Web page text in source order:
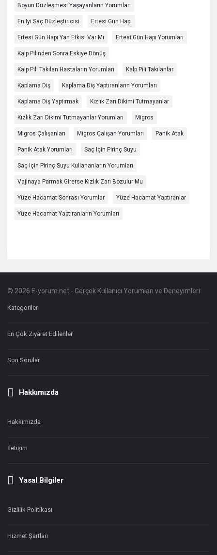
Boyun Düzleşmesi Yaşayanların Yorumları
En Iyi Saç Düzleştiricisi Ertesi Gün Hapı
Ertesi Gün Hapı Yan Etkisi Var Mı Ertesi Gün Hapı Yorumları
Kalp Pilinden Sonra Eskiye Dönüş
Kalp Pili Takılan Hastaların Yorumları Kalp Pili Takılanlar
Kaplama Diş Kaplama Diş Yaptıranların Yorumları
Kaplama Diş Yaptırmak Kızlık Zarı Dikimi Tutmayanlar
Kızlık Zarı Dikimi Tutmayanlar Yorumları Migros
Migros Çalışanları Migros Çalışan Yorumları Panik Atak
Panik Atak Yorumları Saç Için Pirinç Suyu
Saç Için Pirinç Suyu Kullananların Yorumları
Vajinaya Parmak Girerse Kızlık Zarı Bozulur Mu
Yüze Hacamat Sonrası Yorumlar Yüze Hacamat Yaptıranlar
Yüze Hacamat Yaptıranların Yorumları
Footer
Hakkında
© 2026 E-yorum.net - Gerçek Kullanıcı Yorumları ve Deneyimleri
Kategoriler
En Çok Ziyaret Edilenler
Son Sorular
Hakkımızda
Hakkımızda
İletişim
Yasal Bilgiler
Gizlilik Politikası
Hizmet Şartları